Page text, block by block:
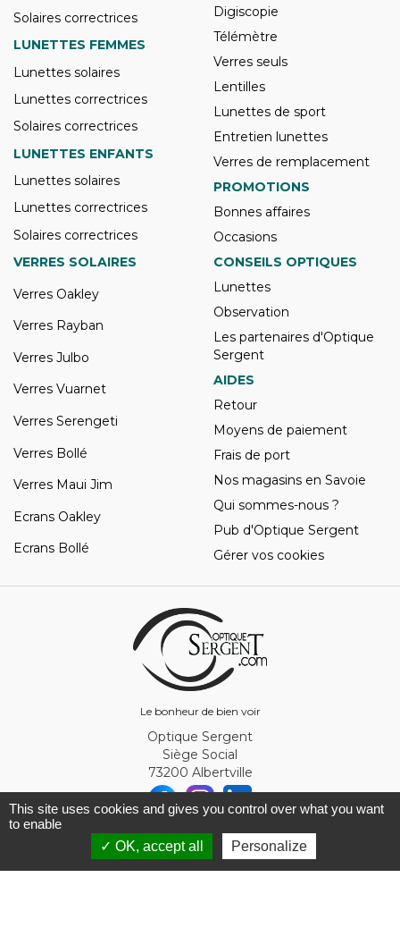
Le bonheur de bien voir
Solaires correctrices
LUNETTES FEMMES
Lunettes solaires
Lunettes correctrices
Solaires correctrices
LUNETTES ENFANTS
Lunettes solaires
Lunettes correctrices
Solaires correctrices
Digiscopie
Télémètre
Verres seuls
Lentilles
Lunettes de sport
Entretien lunettes
Verres de remplacement
PROMOTIONS
Bonnes affaires
Occasions
VERRES SOLAIRES
Verres Oakley
Verres Rayban
Verres Julbo
Verres Vuarnet
Verres Serengeti
Verres Bollé
Verres Maui Jim
Ecrans Oakley
Ecrans Bollé
CONSEILS OPTIQUES
Lunettes
Observation
Les partenaires d'Optique
Sergent
AIDES
Retour
Moyens de paiement
Frais de port
Nos magasins en Savoie
Qui sommes-nous ?
Pub d'Optique Sergent
Gérer vos cookies
Optique Sergent
Siège Social
73200 Albertville
© Optique Sergent 2026 - SIRET 32993919300010
This site uses cookies and gives you control over what you want
to enable
✓ OK, accept all
Personalize